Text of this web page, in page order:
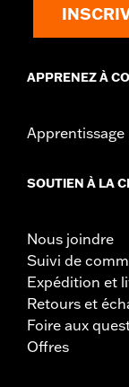
APPRENEZ À
SOUTIEN À LA
Nous joindre
Suivi de
Expédition et
Retours et
Foire aux
Offres